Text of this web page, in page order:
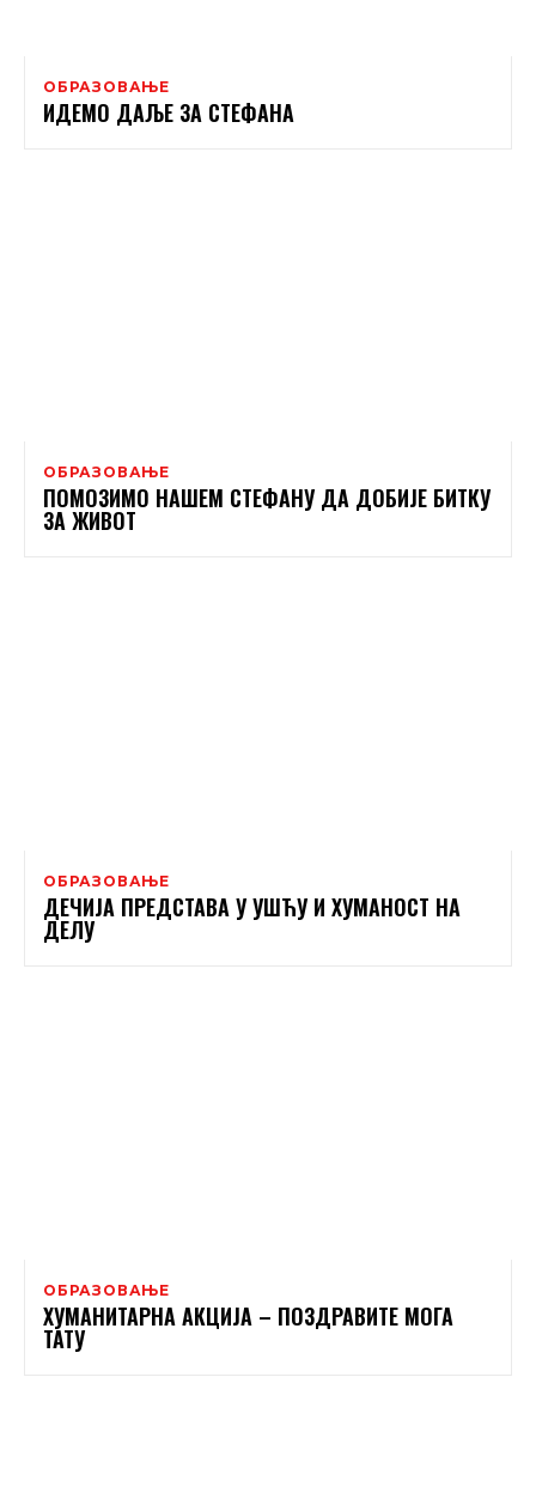
ОБРАЗОВАЊЕ
ИДЕМО ДАЉЕ ЗА СТЕФАНА
ОБРАЗОВАЊЕ
ПОМОЗИМО НАШЕМ СТЕФАНУ ДА ДОБИЈЕ БИТКУ
ЗА ЖИВОТ
ОБРАЗОВАЊЕ
ДЕЧИЈА ПРЕДСТАВА У УШЋУ И ХУМАНОСТ НА
ДЕЛУ
ОБРАЗОВАЊЕ
ХУМАНИТАРНА АКЦИЈА – ПОЗДРАВИТЕ МОГА
ТАТУ